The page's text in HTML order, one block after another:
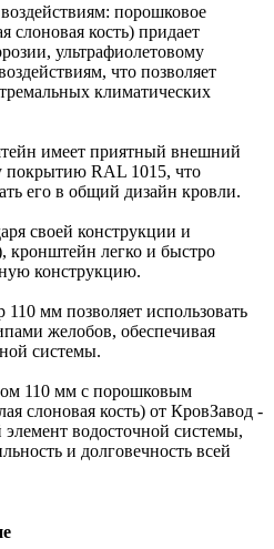
порошковое
слоновая кость) придает
ультрафиолетовому
что позволяет
климатических
имеет приятный внешний
покрытию RAL 1015, что
его в общий дизайн кровли.
своей конструкции и
кронштейн легко и быстро
конструкцию.
110 мм позволяет использовать
желобов, обеспечивая
системы.
110 мм с порошковым
слоновая кость) от КровЗавод -
водосточной системы,
и долговечность всей